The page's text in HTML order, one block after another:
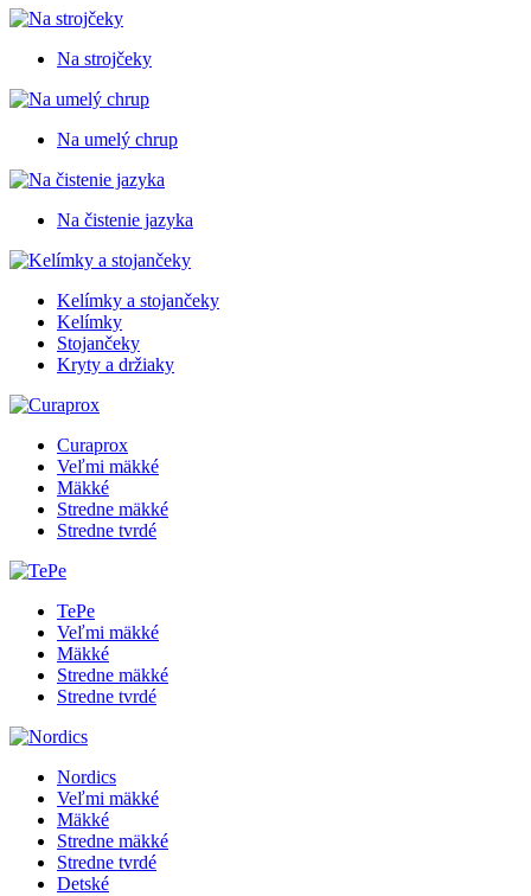
Na strojčeky
Na umelý chrup
Na čistenie jazyka
Kelímky a stojančeky
Kelímky
Stojančeky
Kryty a držiaky
Curaprox
Veľmi mäkké
Mäkké
Stredne mäkké
Stredne tvrdé
TePe
Veľmi mäkké
Mäkké
Stredne mäkké
Stredne tvrdé
Nordics
Veľmi mäkké
Mäkké
Stredne mäkké
Stredne tvrdé
Detské